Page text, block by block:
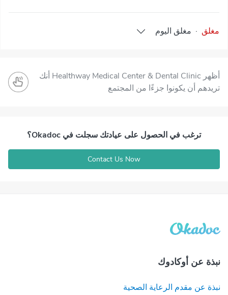
مغلق · مغلق اليوم
أظهر Healthway Medical Center & Dental Clinic أنك
تريدهم أن يكونوا جزءًا من المجتمع
ترغب في الحصول على عيادتك سجلت في Okadoc؟
Contact Us Now
نبذة عن أوكادوك
نبذة عن مقدم الرعاية الصحية